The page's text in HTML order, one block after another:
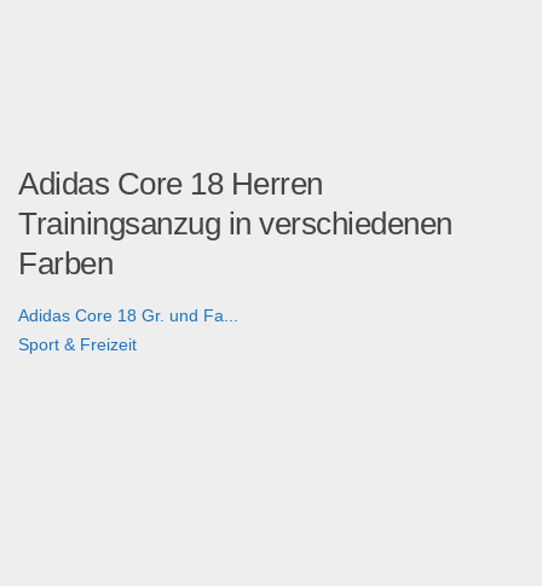
Adidas Core 18 Herren
Trainingsanzug in verschiedenen
Farben
Adidas Core 18 Gr. und Fa...
Sport & Freizeit